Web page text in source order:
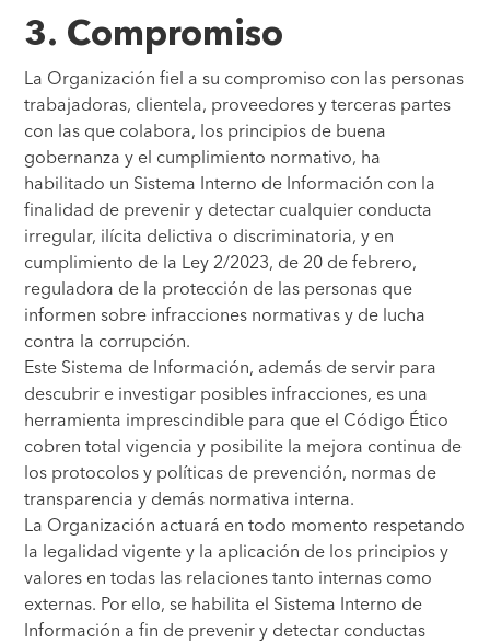
3. Compromiso
La Organización fiel a su compromiso con las personas
trabajadoras, clientela, proveedores y terceras partes
con las que colabora, los principios de buena
gobernanza y el cumplimiento normativo, ha
habilitado un Sistema Interno de Información con la
finalidad de prevenir y detectar cualquier conducta
irregular, ilícita delictiva o discriminatoria, y en
cumplimiento de la Ley 2/2023, de 20 de febrero,
reguladora de la protección de las personas que
informen sobre infracciones normativas y de lucha
contra la corrupción.
Este Sistema de Información, además de servir para
descubrir e investigar posibles infracciones, es una
herramienta imprescindible para que el Código Ético
cobren total vigencia y posibilite la mejora continua de
los protocolos y políticas de prevención, normas de
transparencia y demás normativa interna.
La Organización actuará en todo momento respetando
la legalidad vigente y la aplicación de los principios y
valores en todas las relaciones tanto internas como
externas. Por ello, se habilita el Sistema Interno de
Información a fin de prevenir y detectar conductas